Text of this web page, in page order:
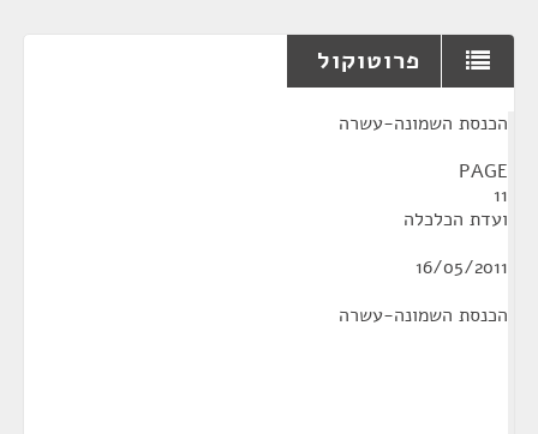
פרוטוקול
הכנסת השמונה-עשרה
PAGE
11
ועדת הכלכלה
16/05/2011
הכנסת השמונה-עשרה